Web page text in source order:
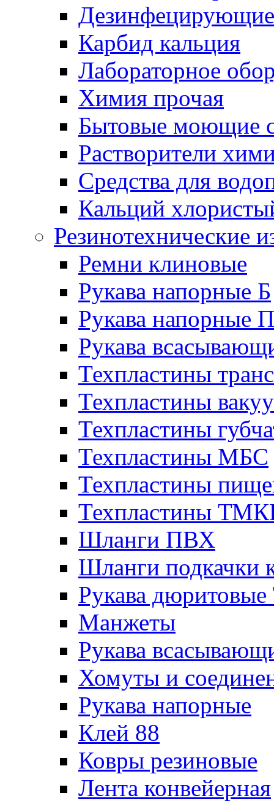
Дезинфецирующие
Карбид кальция
Лабораторное
Химия прочая
Бытовые моющие
Растворители
Средства для
Кальций
Резинотехнические
Ремни клиновые
Рукава напорные Б
Рукава напорные П
Рукава
Техпластины
Техпластины
Техпластины
Техпластины МБС
Техпластины
Техпластины
Шланги ПВХ
Шланги подкачки
Рукава
Манжеты
Рукава
Хомуты и
Рукава напорные
Клей 88
Ковры резиновые
Лента конвейерная